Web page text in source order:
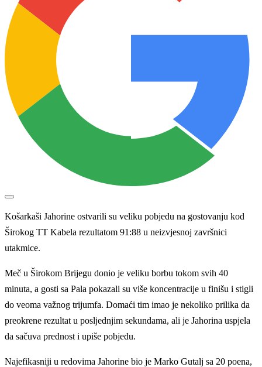
Košarkaši Jahorine ostvarili su veliku pobjedu na gostovanju kod
Širokog TT Kabela rezultatom 91:88 u neizvjesnoj završnici
utakmice.
Meč u Širokom Brijegu donio je veliku borbu tokom svih 40
minuta, a gosti sa Pala pokazali su više koncentracije u finišu i stigli
do veoma važnog trijumfa. Domaći tim imao je nekoliko prilika da
preokrene rezultat u posljednjim sekundama, ali je Jahorina uspjela
da sačuva prednost i upiše pobjedu.
Najefikasniji u redovima Jahorine bio je Marko Gutalj sa 20 poena,